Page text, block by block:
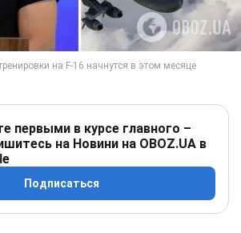
первыми в курсе главного –
на Новини на OBOZ.UA в
Подписаться